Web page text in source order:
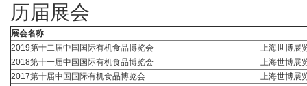
历届展会
展会名称
2019第十二届中国国际有机食品博览会
上海世博展
2018第十一届中国国际有机食品博览会
上海世博展
2017第十届中国国际有机食品博览会
上海世博展